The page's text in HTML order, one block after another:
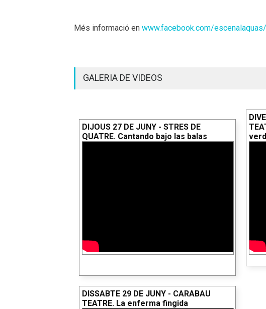
Més informació en www.facebook.com/escenalaquas/
GALERIA DE VIDEOS
DIJOUS 27 DE JUNY - STRES DE
QUATRE. Cantando bajo las balas
DISSABTE 29 DE JUNY - CARABAU
TEATRE. La enferma fingida